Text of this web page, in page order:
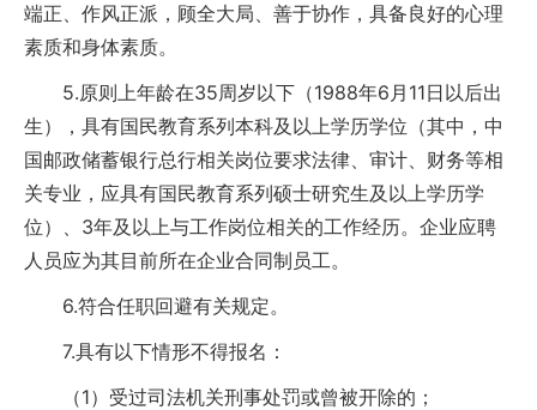
端正、作风正派，顾全大局、善于协作，具备良好的心理
素质和身体素质。
5.原则上年龄在35周岁以下（1988年6月11日以后出
生），具有国民教育系列本科及以上学历学位（其中，中
国邮政储蓄银行总行相关岗位要求法律、审计、财务等相
关专业，应具有国民教育系列硕士研究生及以上学历学
位）、3年及以上与工作岗位相关的工作经历。企业应聘
人员应为其目前所在企业合同制员工。
6.符合任职回避有关规定。
7.具有以下情形不得报名：
（1）受过司法机关刑事处罚或曾被开除的；